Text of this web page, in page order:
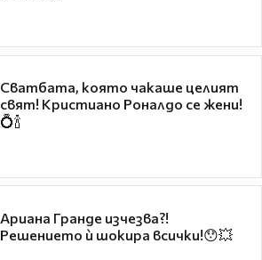
Сватбата, която чакаше целият
свят! Кристиано Роналдо се жени!
💍🍾
Ариана Гранде изчезва?!
Решението ѝ шокира всички!😯💥